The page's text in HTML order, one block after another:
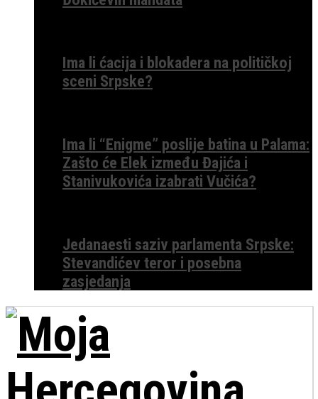
Ima li ćacija i blokadera na političkoj
sceni Srpske?
Ima li “Enigme” poslije batina u Palama:
Zašto će Elek između Đajića i
Stanivukovića izabrati Vučića?
Jedanaesti saziv parlamenta Srpske:
Stevandićev teror i posebna
zasjedanja